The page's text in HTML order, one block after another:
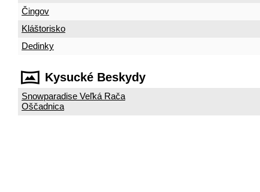
Čingov
Kláštorisko
Dedinky
Kysucké Beskydy
Snowparadise Veľká Rača
Oščadnica